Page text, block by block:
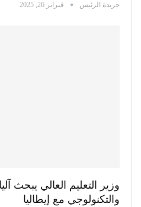
جريدة الرئيس فبراير 26, 2025
وزير التعليم العالي يبحث
والتكنولوجي مع إيطاليا